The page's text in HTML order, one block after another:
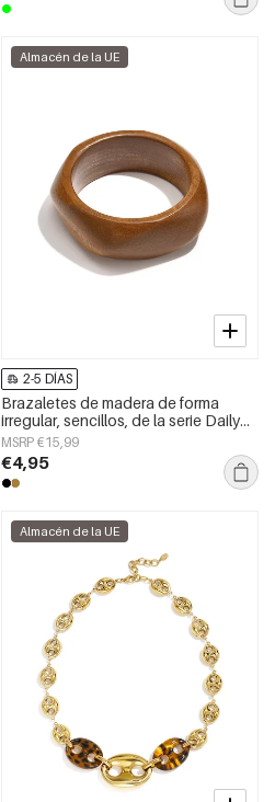
Almacén de la UE
2-5 DÍAS
Brazaletes de madera de forma
irregular, sencillos, de la serie Daily
Simple, joyería para mujer
MSRP €15,99
€4,95
Almacén de la UE